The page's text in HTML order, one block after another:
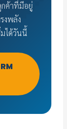
ค้าที่มีอยู่
งพลัง
ได้วันนี้